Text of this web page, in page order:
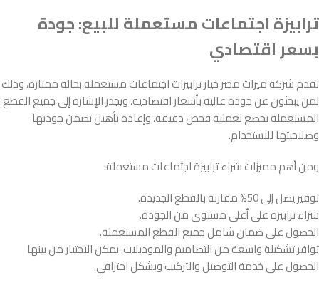
ترابيزة اجتماعات مستعملة للبيع: جودة
بسعر اقتصادي
تقدم شركة ميراث مصر خيار ترابيزات اجتماعات مستعملة بحالة ممتازة، وذلك
لمن يبحثون عن جودة عالية بأسعار اقتصادية، ويجدر الإشارة إلى جميع القطع
المستعملة تخضع لعملية فحص دقيقة، وإعادة تأهيل تضمن جودتها
وصلاحيتها للاستخدام.
ومن أهم مميزات شراء ترابيزة اجتماعات مستعملة:
توفير يصل إلى 50% مقارنة بالقطع الجديدة.
شراء ترابيزة على أعلى مستوى من الجودة.
الحصول على ضمان شامل جميع القطع المستعملة.
توافر تشكيلة واسعة من التصاميم والموديلات. يمكن الاختيار من بينها
الحصول على خدمة التوصيل والتركيب وبشكل احترافي.